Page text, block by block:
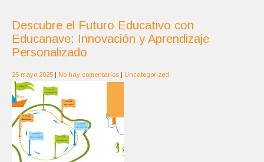
Descubre el Futuro Educativo con
Educanave: Innovación y Aprendizaje
Personalizado
25 mayo 2025 | No hay comentarios | Uncategorized